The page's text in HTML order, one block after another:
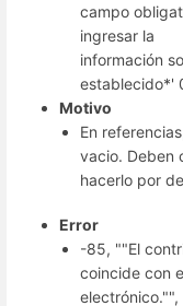
campo
ingresar la
información
establecido*'
Motivo
En
vacio. Deben
hacerlo por
Error
-85, ""El
coincide con